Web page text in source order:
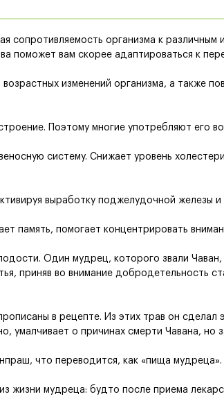
сопротивляемость организма к
поможет вам скорее адаптироваться к
изменений организма, а также
Поэтому многие употребляют его
систему. Снижает уровень
выработку поджелудочной железы
память, помогает концентрировать
Один мудрец, которого звали
приняв во внимание добродетельность
в рецепте. Из этих трав он
умалчивает о причинах смерти Чавана, но
что переводится, как «пища мудреца».
жизни мудреца: будто после приема